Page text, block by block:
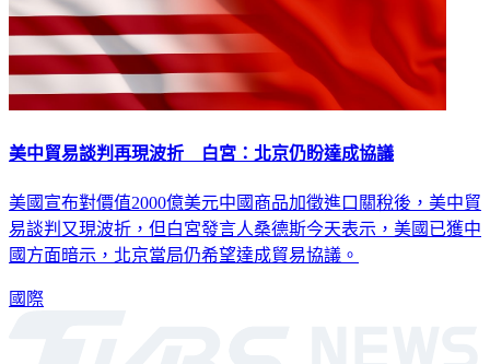
美中貿易談判再現波折 白宮：北京仍盼達成協議
美國宣布對價值2000億美元中國商品加徵進口關稅後，美中貿
易談判又現波折，但白宮發言人桑德斯今天表示，美國已獲中
國方面暗示，北京當局仍希望達成貿易協議。
國際